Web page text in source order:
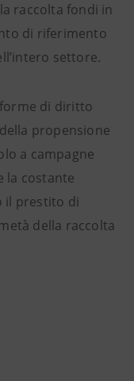
raccolta fondi in
di riferimento
settore.
di diritto
propensione
a campagne
la costante
il prestito di
della raccolta